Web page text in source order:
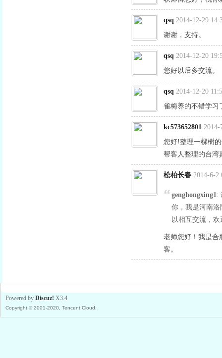
qsq 2014-12-29
谢谢，支持。
qsq 2014-12-20
您好以后多交流。
qsq 2014-12-20
雀梅养的不错学习
kc573652801 2014-
您好!整理一棵樹
帮客人整理的台湾
松柏长春 2014-6-2
genghongxing1:
你，我是河南
以相互交流，
老师您好！我是合
客。
Powered by Discuz! X3.4
Copyright © 2001-2020, Tencent Cloud.